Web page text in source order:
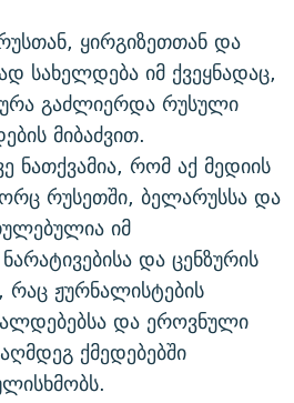
ყირგიზეთთან და
სახელდება იმ ქვეყნადაც,
გაძლიერდა რუსული
მიბაძვით.
ნათქვამია, რომ აქ მედიის
რუსეთში, ბელარუსსა და
იმ
და ცენზურის
ჟურნალისტების
და ეროვნული
ქმედებებში